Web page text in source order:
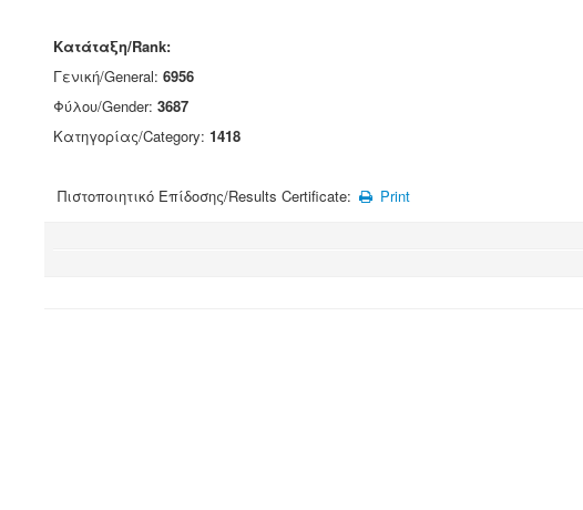
Κατάταξη/Rank:
Γενική/General: 6956
Φύλου/Gender: 3687
Κατηγορίας/Category: 1418
Πιστοποιητικό Επίδοσης/Results Certificate: Print